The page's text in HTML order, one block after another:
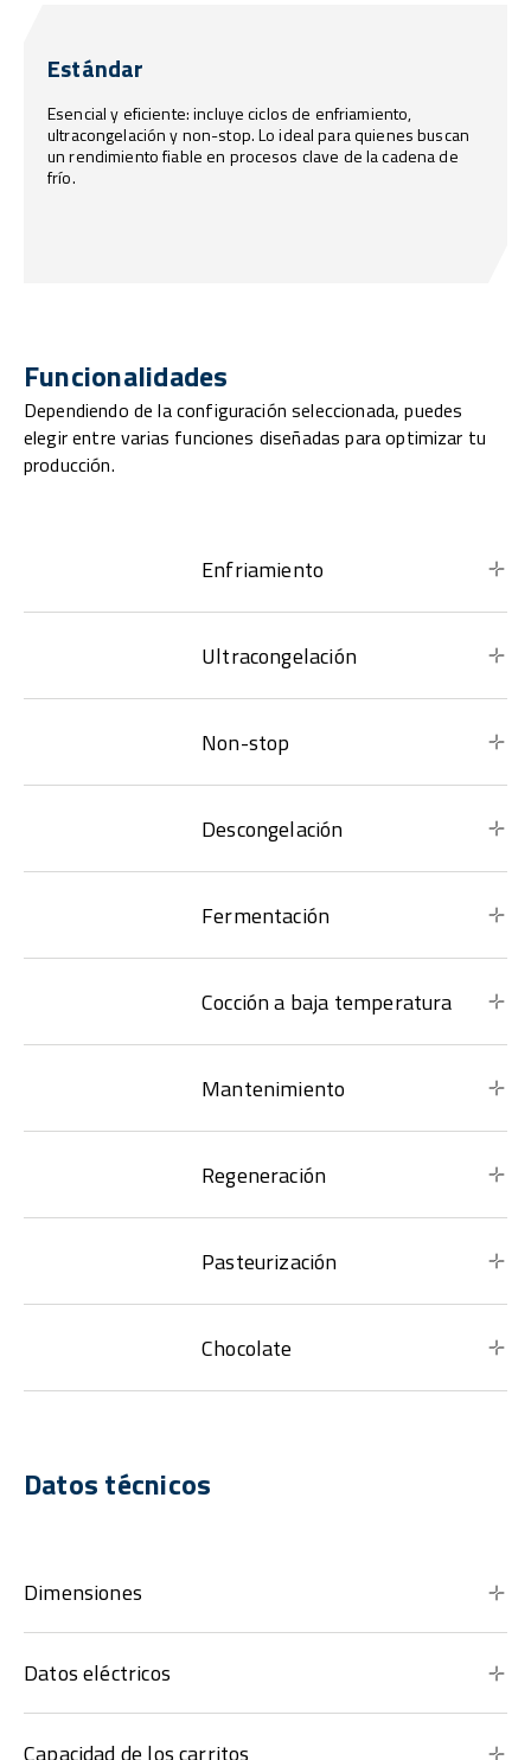
Estándar
Esencial y eficiente: incluye ciclos de enfriamiento,
ultracongelación y non-stop. Lo ideal para quienes buscan
un rendimiento fiable en procesos clave de la cadena de
frío.
Funcionalidades
Dependiendo de la configuración seleccionada, puedes
elegir entre varias funciones diseñadas para optimizar tu
producción.
Enfriamiento
Ultracongelación
Non-stop
Descongelación
Fermentación
Cocción a baja temperatura
Mantenimiento
Regeneración
Pasteurización
Chocolate
Datos técnicos
Dimensiones
Datos eléctricos
Capacidad de los carritos